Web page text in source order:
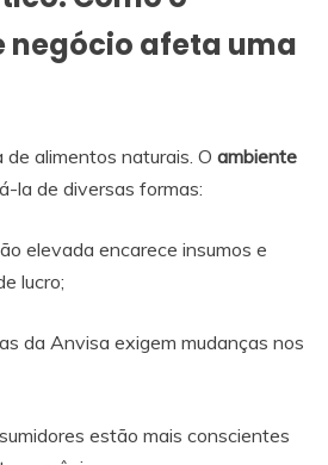
negócio afeta uma
de alimentos naturais. O ambiente
la de diversas formas:
elevada encarece insumos e
lucro;
da Anvisa exigem mudanças nos
estão mais conscientes